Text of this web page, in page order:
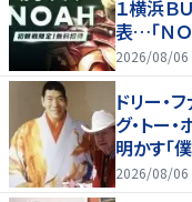
１横浜Ｂ
表…「Ｎ
2026/08/06
ドリー・
グ・トー
明かす「
2026/08/06